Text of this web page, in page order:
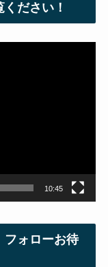
ださい！
10:45
ォローお待